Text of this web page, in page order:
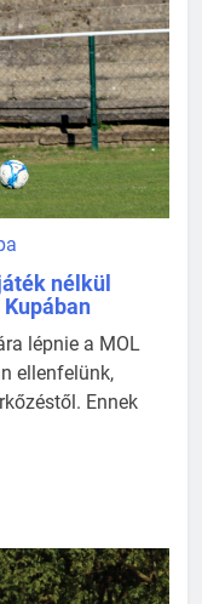
nélkül
lépnie a MOL
ellenfelünk,
Ennek